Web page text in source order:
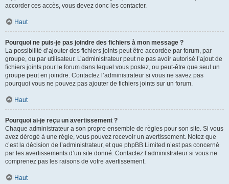
accorder ces accès, vous devez donc les contacter.
Haut
Pourquoi ne puis-je pas joindre des fichiers à mon message ?
La possibilité d’ajouter des fichiers joints peut être accordée par forum, par
groupe, ou par utilisateur. L’administrateur peut ne pas avoir autorisé l’ajout de
fichiers joints pour le forum dans lequel vous postez, ou peut-être que seul un
groupe peut en joindre. Contactez l’administrateur si vous ne savez pas
pourquoi vous ne pouvez pas ajouter de fichiers joints sur un forum.
Haut
Pourquoi ai-je reçu un avertissement ?
Chaque administrateur a son propre ensemble de règles pour son site. Si vous
avez dérogé à une règle, vous pouvez recevoir un avertissement. Notez que
c’est la décision de l’administrateur, et que phpBB Limited n’est pas concerné
par les avertissements d’un site donné. Contactez l’administrateur si vous ne
comprenez pas les raisons de votre avertissement.
Haut